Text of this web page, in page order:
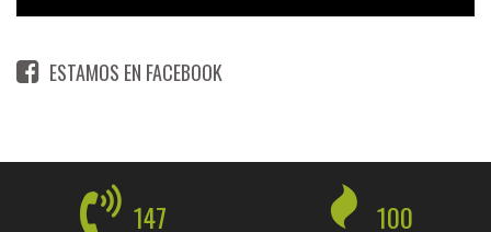
ESTAMOS EN FACEBOOK
147 100